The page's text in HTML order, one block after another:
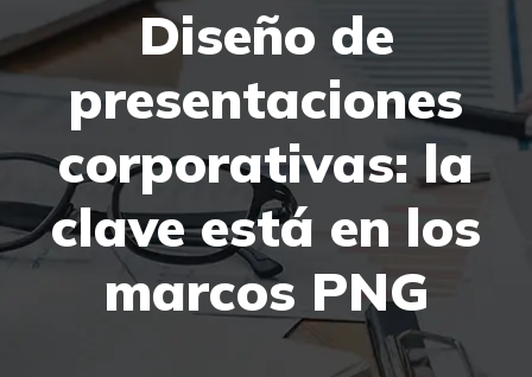
Diseño de
presentaciones
corporativas: la
clave está en los
marcos PNG